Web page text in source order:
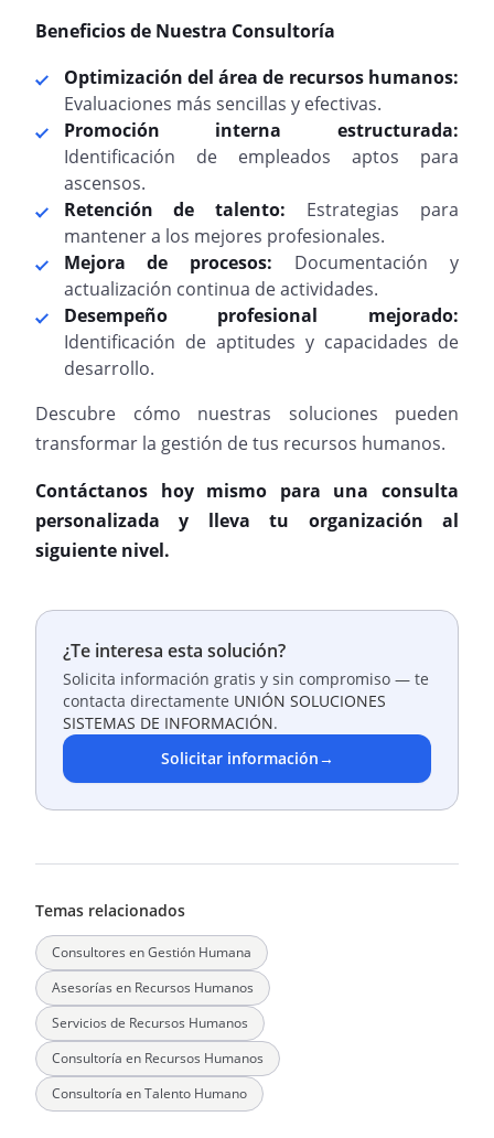
Beneficios de Nuestra Consultoría
Optimización del área de recursos humanos:
Evaluaciones más sencillas y efectivas.
Promoción interna estructurada:
Identificación de empleados aptos para
ascensos.
Retención de talento: Estrategias para
mantener a los mejores profesionales.
Mejora de procesos: Documentación y
actualización continua de actividades.
Desempeño profesional mejorado:
Identificación de aptitudes y capacidades de
desarrollo.
Descubre cómo nuestras soluciones pueden
transformar la gestión de tus recursos humanos.
Contáctanos hoy mismo para una consulta
personalizada y lleva tu organización al
siguiente nivel.
¿Te interesa esta solución?
Solicita información gratis y sin compromiso — te
contacta directamente UNIÓN SOLUCIONES
SISTEMAS DE INFORMACIÓN.
Solicitar información→
Temas relacionados
Consultores en Gestión Humana
Asesorías en Recursos Humanos
Servicios de Recursos Humanos
Consultoría en Recursos Humanos
Consultoría en Talento Humano